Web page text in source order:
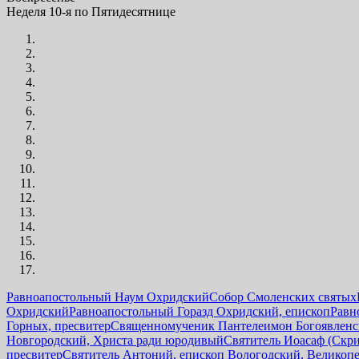
Неделя 10-я по Пятидесятнице
Равноапостольный Наум ОхридскийСобор Смоленских святых
ОхридскийРавноапостольный Горазд Охридский, епископ
Горных, пресвитерСвященномученик Пантелеимон
Новгородский, Христа ради юродивыйСвятитель Иоасаф
пресвитерСвятитель Антоний, епископ Вологодский,